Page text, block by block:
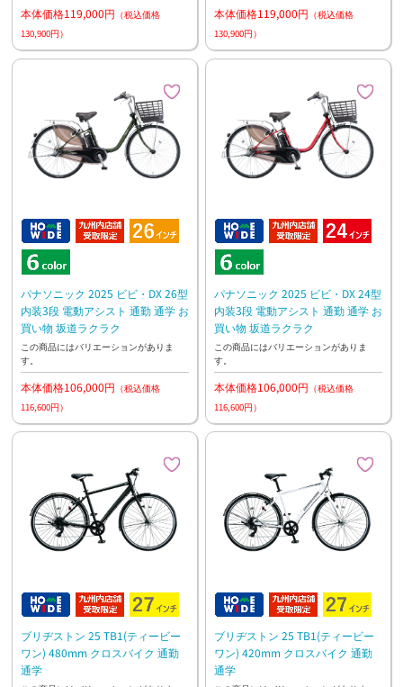
本体価格119,000円 （税込価格
130,900円）
本体価格119,000円 （税込価格
130,900円）
パナソニック 2025 ビビ・DX 26型
内装3段 電動アシスト 通勤 通学 お
買い物 坂道ラクラク
この商品にはバリエーションがありま
す。
本体価格106,000円 （税込価格
116,600円）
パナソニック 2025 ビビ・DX 24型
内装3段 電動アシスト 通勤 通学 お
買い物 坂道ラクラク
この商品にはバリエーションがありま
す。
本体価格106,000円 （税込価格
116,600円）
ブリヂストン 25 TB1(ティービー
ワン) 480mm クロスバイク 通勤
通学
ブリヂストン 25 TB1(ティービー
ワン) 420mm クロスバイク 通勤
通学